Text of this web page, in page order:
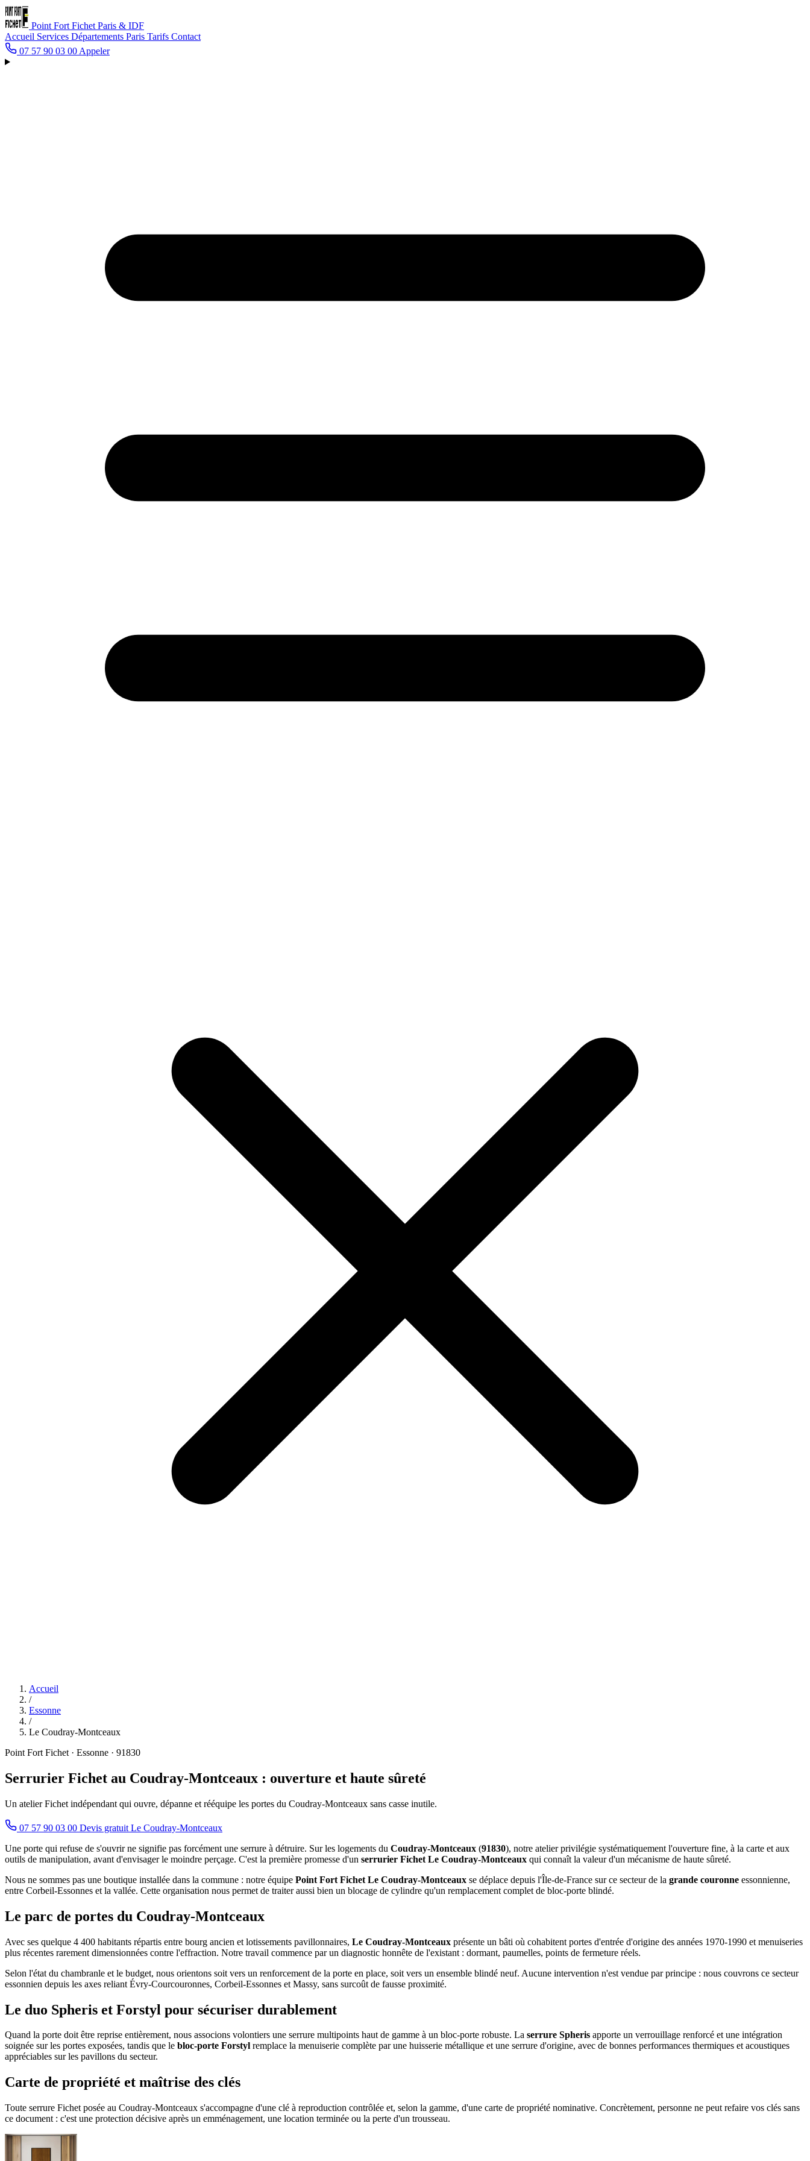
Point Fort Fichet Paris & IDF
Accueil Services Départements Paris Tarifs Contact
07 57 90 03 00 Appeler
Accueil
/
Essonne
/
Le Coudray-Montceaux
Point Fort Fichet · Essonne · 91830
Serrurier Fichet au Coudray-Montceaux : ouverture et haute sûreté
Un atelier Fichet indépendant qui ouvre, dépanne et rééquipe les portes du Coudray-Montceaux sans casse inutile.
07 57 90 03 00 Devis gratuit Le Coudray-Montceaux
Une porte qui refuse de s'ouvrir ne signifie pas forcément une serrure à détruire. Sur les logements du Coudray-Montceaux (91830), notre atelier privilégie systématiquement l'ouverture fine, à la carte et aux
outils de manipulation, avant d'envisager le moindre perçage. C'est la première promesse d'un serrurier Fichet Le Coudray-Montceaux qui connaît la valeur d'un mécanisme de haute sûreté.
Nous ne sommes pas une boutique installée dans la commune : notre équipe Point Fort Fichet Le Coudray-Montceaux se déplace depuis l'Île-de-France sur ce secteur de la grande couronne essonnienne,
entre Corbeil-Essonnes et la vallée. Cette organisation nous permet de traiter aussi bien un blocage de cylindre qu'un remplacement complet de bloc-porte blindé.
Le parc de portes du Coudray-Montceaux
Avec ses quelque 4 400 habitants répartis entre bourg ancien et lotissements pavillonnaires, Le Coudray-Montceaux présente un bâti où cohabitent portes d'entrée d'origine des années 1970-1990 et menuiseries
plus récentes rarement dimensionnées contre l'effraction. Notre travail commence par un diagnostic honnête de l'existant : dormant, paumelles, points de fermeture réels.
Selon l'état du chambranle et le budget, nous orientons soit vers un renforcement de la porte en place, soit vers un ensemble blindé neuf. Aucune intervention n'est vendue par principe : nous couvrons ce secteur
essonnien depuis les axes reliant Évry-Courcouronnes, Corbeil-Essonnes et Massy, sans surcoût de fausse proximité.
Le duo Spheris et Forstyl pour sécuriser durablement
Quand la porte doit être reprise entièrement, nous associons volontiers une serrure multipoints haut de gamme à un bloc-porte robuste. La serrure Spheris apporte un verrouillage renforcé et une intégration
soignée sur les portes exposées, tandis que le bloc-porte Forstyl remplace la menuiserie complète par une huisserie métallique et une serrure d'origine, avec de bonnes performances thermiques et acoustiques
appréciables sur les pavillons du secteur.
Carte de propriété et maîtrise des clés
Toute serrure Fichet posée au Coudray-Montceaux s'accompagne d'une clé à reproduction contrôlée et, selon la gamme, d'une carte de propriété nominative. Concrètement, personne ne peut refaire vos clés sans
ce document : c'est une protection décisive après un emménagement, une location terminée ou la perte d'un trousseau.